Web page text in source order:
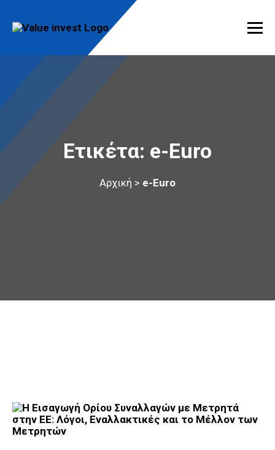
content
Value Invest
Μια διαφορετική συμβουλευτική εταιρία
Ετικέτα: e-Euro
Αρχική > e-Euro